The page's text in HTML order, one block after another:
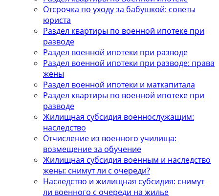
Отсрочка по уходу за бабушкой: советы
юриста
Раздел квартиры по военной ипотеке при
разводе
Раздел военной ипотеки при разводе
Раздел военной ипотеки при разводе: права
жены
Раздел военной ипотеки и маткапитала
Раздел квартиры по военной ипотеке при
разводе
Жилищная субсидия военнослужащим:
наследство
Отчисление из военного училища:
возмещение за обучение
Жилищная субсидия военным и наследство
жены: снимут ли с очереди?
Наследство и жилищная субсидия: снимут
ли военного с очереди на жилье